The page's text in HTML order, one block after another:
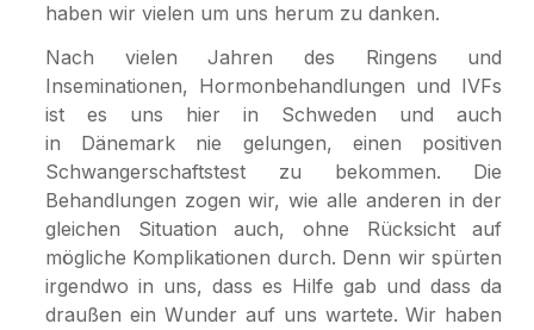
haben wir vielen um uns herum zu danken.
Nach vielen Jahren des Ringens und
Inseminationen, Hormonbehandlungen und IVFs
ist es uns hier in Schweden und auch
in Dänemark nie gelungen, einen positiven
Schwangerschaftstest zu bekommen. Die
Behandlungen zogen wir, wie alle anderen in der
gleichen Situation auch, ohne Rücksicht auf
mögliche Komplikationen durch. Denn wir spürten
irgendwo in uns, dass es Hilfe gab und dass da
draußen ein Wunder auf uns wartete. Wir haben